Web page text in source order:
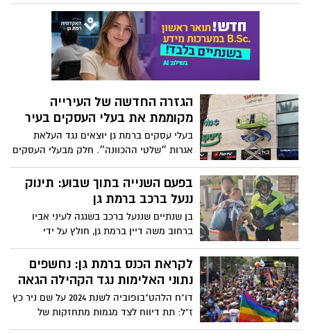
במשך שנים רבות
בפעם השנייה בתוך שבוע: תינוק
ננעל ברכב ברמת גן
בן שנתיים שננעל ברכב בשגגה לעיני אביו
ברחוב משה דיין ברמת גן, חולץ על ידי
מתנדבי ידידים
לקראת הכנס ברמת גן: נחשפים
נתוני האלימות נגד הקהילה הגאה
דו"ח הלהט"בופוביה לשנת 2024 על שם ניר כץ
ז"ל: תת דיווח לצד מגמות מתחזקות של
כלפי הקהילה הטרנסית
הישגים לתלמידי תיכון בגין
באליפות האתלטיקה הארצית
תלמידי כיתות ט׳ בתיכון בגין ברמת גן סיימו
במקום הרביעי בתחרות האתלטיקה הארצית